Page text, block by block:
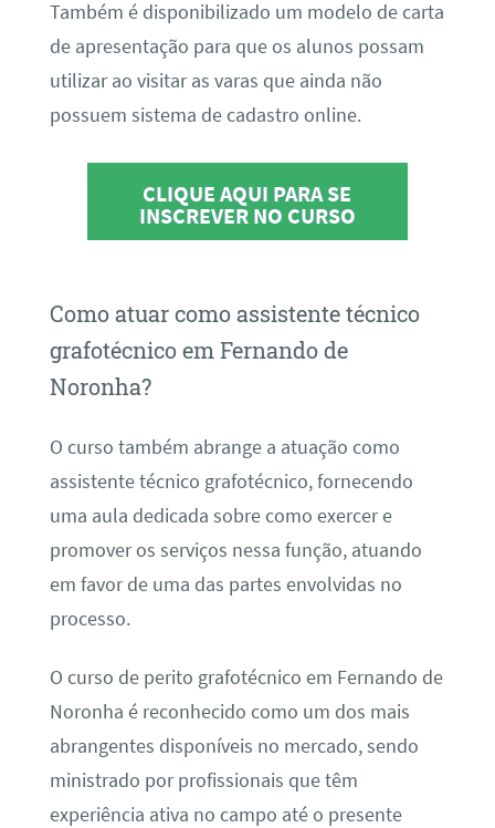
Também é disponibilizado um modelo de carta
de apresentação para que os alunos possam
utilizar ao visitar as varas que ainda não
possuem sistema de cadastro online.
CLIQUE AQUI PARA SE
INSCREVER NO CURSO
Como atuar como assistente técnico
grafotécnico em Fernando de
Noronha?
O curso também abrange a atuação como
assistente técnico grafotécnico, fornecendo
uma aula dedicada sobre como exercer e
promover os serviços nessa função, atuando
em favor de uma das partes envolvidas no
processo.
O curso de perito grafotécnico em Fernando de
Noronha é reconhecido como um dos mais
abrangentes disponíveis no mercado, sendo
ministrado por profissionais que têm
experiência ativa no campo até o presente